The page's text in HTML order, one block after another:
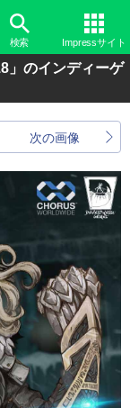
検索 Impressサイト
」のインディーゲ
次の画像